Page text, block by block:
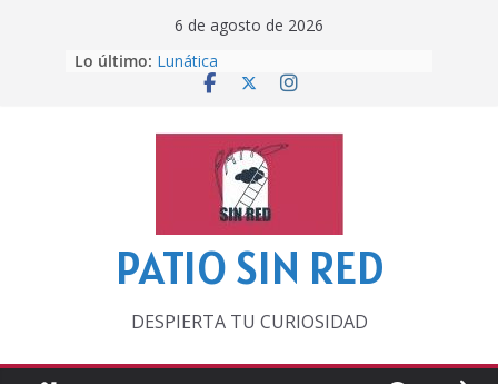
6 de agosto de 2026
Lo último: Lunática
Pero, hasta entonces…
‘La broma infinita’ de recomendar
lecturas veraniegas
Otra del Mundial
PATIO SIN RED
DESPIERTA TU CURIOSIDAD